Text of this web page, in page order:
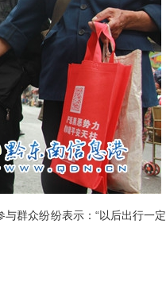
群众纷纷表示：“以后出行一定